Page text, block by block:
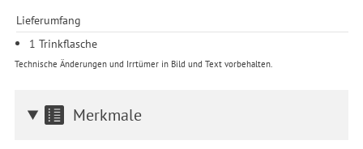
Lieferumfang
1 Trinkflasche
Technische Änderungen und Irrtümer in Bild und Text vorbehalten.
Merkmale